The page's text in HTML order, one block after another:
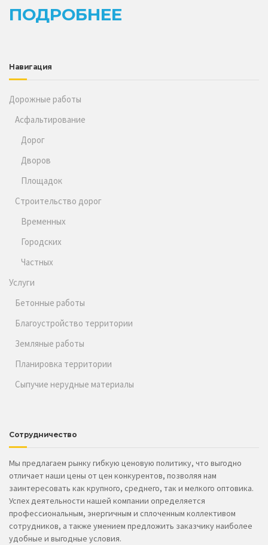
ПОДРОБНЕЕ
Навигация
Дорожные работы
Асфальтирование
Дорог
Дворов
Площадок
Строительство дорог
Временных
Городских
Частных
Услуги
Бетонные работы
Благоустройство территории
Земляные работы
Планировка территории
Сыпучие нерудные материалы
Сотрудничество
Мы предлагаем рынку гибкую ценовую политику, что выгодно
отличает наши цены от цен конкурентов, позволяя нам
заинтересовать как крупного, среднего, так и мелкого оптовика.
Успех деятельности нашей компании определяется
профессиональным, энергичным и сплоченным коллективом
сотрудников, а также умением предложить заказчику наиболее
удобные и выгодные условия.